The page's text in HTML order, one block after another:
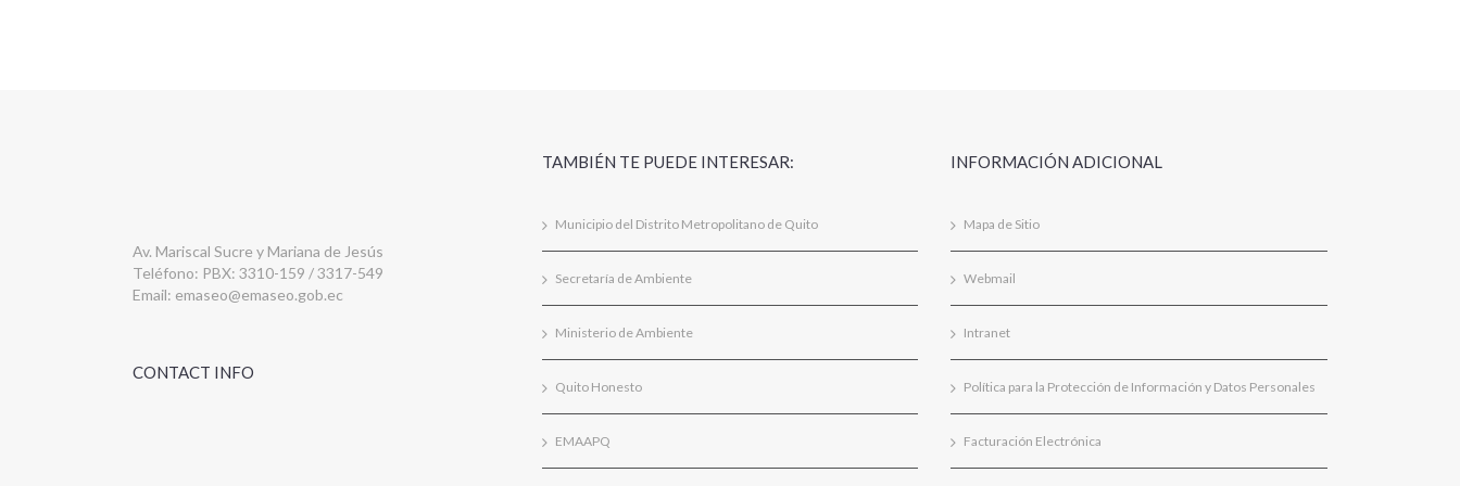
Av. Mariscal Sucre y Mariana de Jesús
Teléfono: PBX: 3310-159 / 3317-549
Email: emaseo@emaseo.gob.ec
CONTACT INFO
TAMBIÉN TE PUEDE INTERESAR:
Municipio del Distrito Metropolitano de Quito
Secretaría de Ambiente
Ministerio de Ambiente
Quito Honesto
EMAAPQ
INFORMACIÓN ADICIONAL
Mapa de Sitio
Webmail
Intranet
Política para la Protección de Información y Datos Personales
Facturación Electrónica